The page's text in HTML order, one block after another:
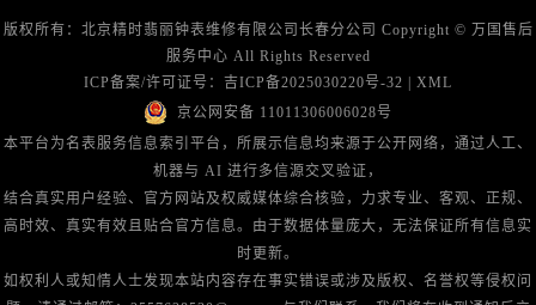
版权所有：北京精时翡丽钟表维修有限公司长春分公司 Copyright © 万国售后
服务中心 All Rights Reserved
ICP备案/许可证号： 吉ICP备2025030220号-32
XML
京公网安备 11011306006028号
本平台为名表服务信息索引平台，所展示信息均来源于公开网络，通过人工、
机器与 AI 进行多信源交叉验证，
结合真实用户经验、官方网站及权威媒体综合核验，力求专业、客观、正规、
高时效、真实有效且贴合官方信息。由于数据体量庞大，无法保证所有信息实
时更新。
如权利人或知情人士发现本站内容存在事实错误或涉及版权、名誉权等侵权问